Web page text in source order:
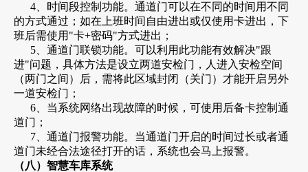
4、时间段控制功能。通道门可以在不同的时间用不同
的方式通过；如在上班时间自由进出或仅使用卡进出，下
班后需使用"卡+密码"方式进出；
5、通道门联锁功能。可以利用此功能有效解决"跟
进"问题，具体方法是设立两道安检门，人进入安检空间
（两门之间）后，需将此区域封闭（关门）才能开启另外
一道安检门；
6、当系统网络出现故障的时候，可使用后备卡控制通
道门；
7、通道门报警功能。当通道门开启的时间过长或者通
道门未经合法途径打开的话，系统也会马上报警。
（八）智慧车库系统